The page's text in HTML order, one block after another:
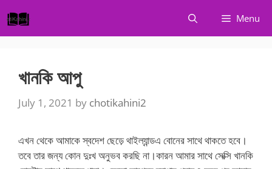
to
content
Menu
খানকি আপু
July 1, 2021 by chotikahini2
এখন থেকে আমাকে স্বদেশ ছেড়ে থাইল্যান্ডএ বোনের সাথে থাকতে হবে।
তবে তার জন্য কোন দুঃখ অনুভব করছি না।কারন আমার সাথে সেক্সি খানকি